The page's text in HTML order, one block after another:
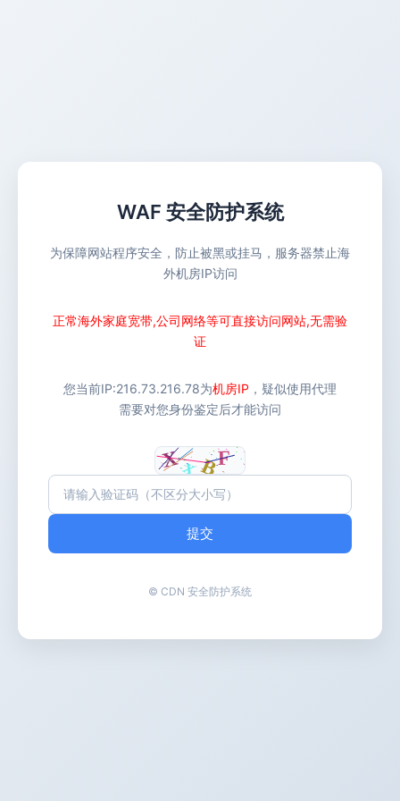
WAF 安全防护系统
为保障网站程序安全，防止被黑或挂马，服务器禁止海
外机房IP访问
正常海外家庭宽带,公司网络等可直接访问网站,无需验
证
您当前IP:216.73.216.78为机房IP ，疑似使用代理
需要对您身份鉴定后才能访问
提交
© CDN 安全防护系统